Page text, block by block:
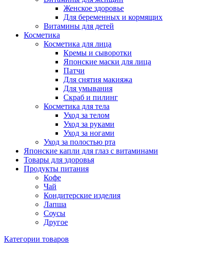
Женское здоровье
Для беременных и кормящих
Витамины для детей
Косметика
Косметика для лица
Кремы и сыворотки
Японские маски для лица
Патчи
Для снятия макияжа
Для умывания
Скраб и пилинг
Косметика для тела
Уход за телом
Уход за руками
Уход за ногами
Уход за полостью рта
Японские капли для глаз с витаминами
Товары для здоровья
Продукты питания
Кофе
Чай
Кондитерские изделия
Лапша
Соусы
Другое
Категории товаров